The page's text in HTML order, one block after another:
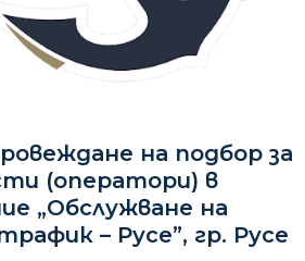
на подбор за
(оператори) в
„Обслужване на
– Русе”, гр. Русе